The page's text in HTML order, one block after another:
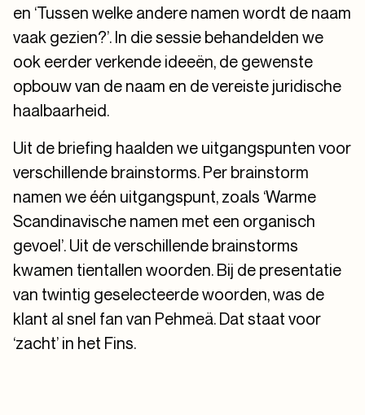
en ‘Tussen welke andere namen wordt de naam
vaak gezien?’. In die sessie behandelden we
ook eerder verkende ideeën, de gewenste
opbouw van de naam en de vereiste juridische
haalbaarheid.
Uit de briefing haalden we uitgangspunten voor
verschillende brainstorms. Per brainstorm
namen we één uitgangspunt, zoals ‘Warme
Scandinavische namen met een organisch
gevoel’. Uit de verschillende brainstorms
kwamen tientallen woorden. Bij de presentatie
van twintig geselecteerde woorden, was de
klant al snel fan van Pehmeä. Dat staat voor
‘zacht’ in het Fins.